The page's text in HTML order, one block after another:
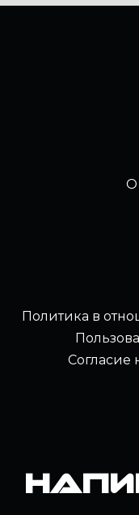
О
Политика в
Согласие